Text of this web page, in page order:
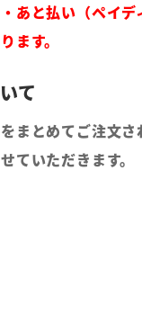
あと払い（ペイ
ます。
まとめてご注文
ていただきます。